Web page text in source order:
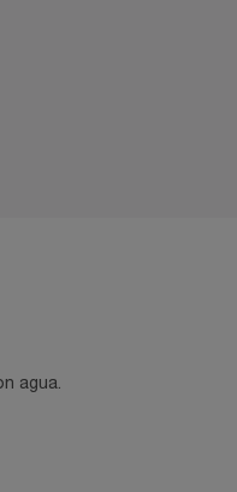
agua.